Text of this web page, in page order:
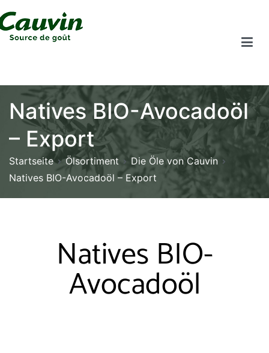
Natives BIO-Avocadoöl
– Export
Startseite Ölsortiment
Die Öle von Cauvin
Natives BIO-Avocadoöl – Export
Natives BIO-
Avocadoöl